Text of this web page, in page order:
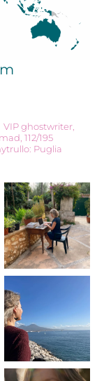
VIP ghostwriter,
112/195
Puglia